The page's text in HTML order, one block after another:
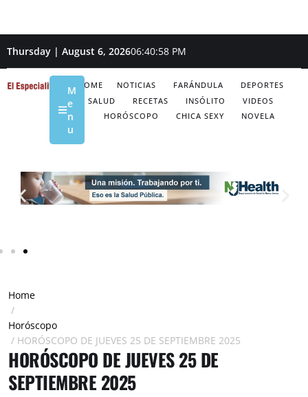
Thursday | August 6, 202606:41:00 PM
HOME NOTICIAS FARÁNDULA
DEPORTES
SALUD
RECETAS INSÓLITO
VIDEOS
HORÓSCOPO
CHICA SEXY NOVELA
M
e
n
u
Home
/
Horóscopo
/ HORÓSCOPO DE JUEVES 25 DE SEPTIEMBRE 2025
HORÓSCOPO DE JUEVES 25 DE
SEPTIEMBRE 2025